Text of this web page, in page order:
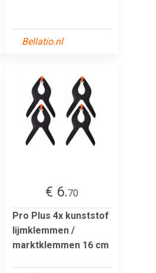
Bellatio.nl
€ 6.70
Pro Plus 4x kunststof
lijmklemmen /
marktklemmen 16 cm